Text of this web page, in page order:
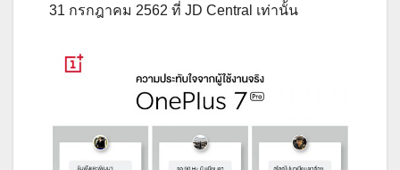
31 กรกฎาคม 2562 ที่ JD Central เท่านั้น